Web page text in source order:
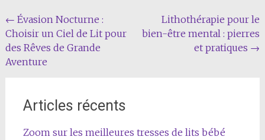
Navigation
de
l'article
← Évasion Nocturne :
Choisir un Ciel de Lit pour
des Rêves de Grande
Aventure
Lithothérapie pour le
bien-être mental : pierres
et pratiques →
Articles récents
Zoom sur les meilleures tresses de lits bébé